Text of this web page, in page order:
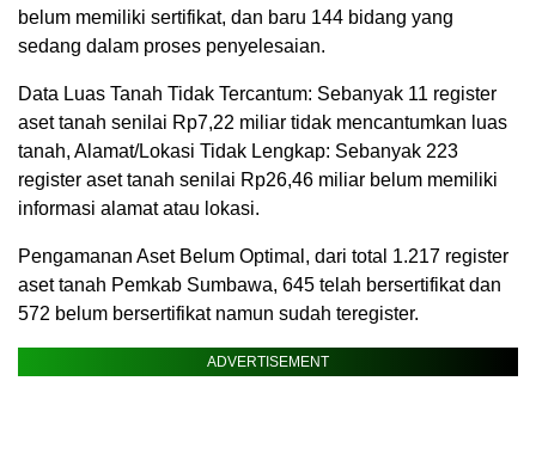
belum memiliki sertifikat, dan baru 144 bidang yang
sedang dalam proses penyelesaian.
Data Luas Tanah Tidak Tercantum: Sebanyak 11 register
aset tanah senilai Rp7,22 miliar tidak mencantumkan luas
tanah, Alamat/Lokasi Tidak Lengkap: Sebanyak 223
register aset tanah senilai Rp26,46 miliar belum memiliki
informasi alamat atau lokasi.
Pengamanan Aset Belum Optimal, dari total 1.217 register
aset tanah Pemkab Sumbawa, 645 telah bersertifikat dan
572 belum bersertifikat namun sudah teregister.
ADVERTISEMENT